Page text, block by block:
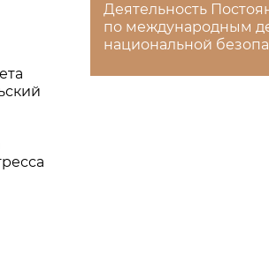
Деятельность
по международным
национальной